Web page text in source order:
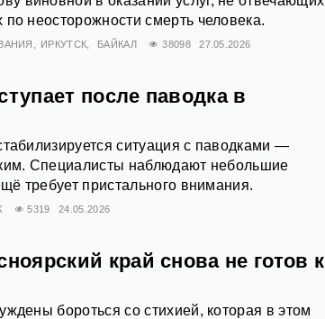
неосторожности смерть человека.
ИРКУТСК БАЙКАЛ 38098 27.05.2026
после паводка в
ситуация с паводками —
Специалисты наблюдают небольшие
требует пристального внимания.
5319 24.05.2026
край снова не готов к
бороться со стихией, которая в этом